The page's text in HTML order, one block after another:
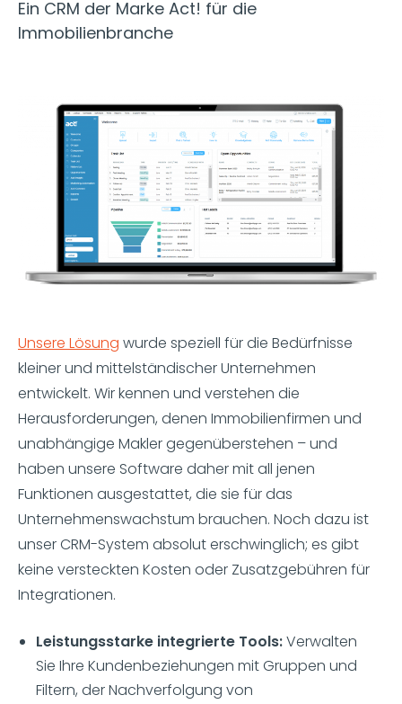
Ein CRM der Marke Act! für die
Immobilienbranche
Unsere Lösung wurde speziell für die Bedürfnisse
kleiner und mittelständischer Unternehmen
entwickelt. Wir kennen und verstehen die
Herausforderungen, denen Immobilienfirmen und
unabhängige Makler gegenüberstehen – und
haben unsere Software daher mit all jenen
Funktionen ausgestattet, die sie für das
Unternehmenswachstum brauchen. Noch dazu ist
unser CRM-System absolut erschwinglich; es gibt
keine versteckten Kosten oder Zusatzgebühren für
Integrationen.
Leistungsstarke integrierte Tools:Verwalten
Sie Ihre Kundenbeziehungen mit Gruppen und
Filtern, der Nachverfolgung von